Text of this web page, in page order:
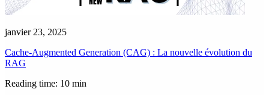
janvier 23, 2025
Cache-Augmented Generation (CAG) : La nouvelle évolution du
RAG
Reading time: 10 min